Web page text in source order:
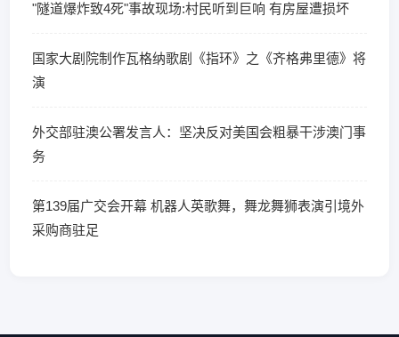
"隧道爆炸致4死"事故现场:村民听到巨响 有房屋遭损坏
国家大剧院制作瓦格纳歌剧《指环》之《齐格弗里德》将
演
外交部驻澳公署发言人：坚决反对美国会粗暴干涉澳门事
务
第139届广交会开幕 机器人英歌舞，舞龙舞狮表演引境外
采购商驻足